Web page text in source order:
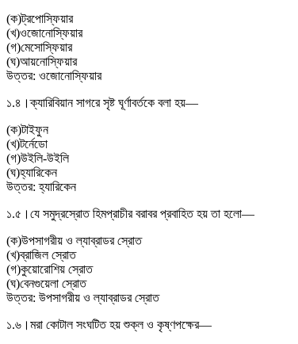
(ক)ট্রপোস্ফিয়ার
(খ)ওজোনোস্ফিয়ার
(গ)মেসোস্ফিয়ার
(ঘ)আয়নোস্ফিয়ার
উত্তর: ওজোনোস্ফিয়ার
১.৪।ক্যারিবিয়ান সাগরে সৃষ্ট ঘূর্ণাবর্তকে বলা হয়—
(ক)টাইফুন
(খ)টর্নেডো
(গ)উইলি-উইলি
(ঘ)হ্যারিকেন
উত্তর:হ্যারিকেন
১.৫। যে সমুদ্রস্রোত হিমপ্রাচীর বরাবর প্রবাহিত হয় তা হলো—
(ক)উপসাগরীয় ও ল্যাব্রাডর স্রোত
(খ)ব্রাজিল স্রোত
(গ)কুয়োরোশিয় স্রোত
(ঘ)বেনগুয়েলা স্রোত
উত্তর: উপসাগরীয় ও ল্যাব্রাডর স্রোত
১.৬। মরা কোটাল সংঘটিত হয় শুক্ল ও কৃষ্ণপক্ষের—